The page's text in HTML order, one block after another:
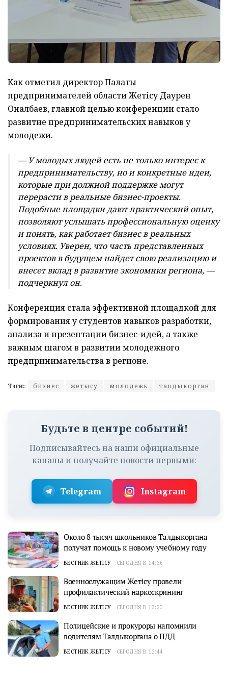
Как отметил директор Палаты
предпринимателей области Жетісу Даурен
Оналбаев, главной целью конференции стало
развитие предпринимательских навыков у
молодежи.
— У молодых людей есть не только интерес к
предпринимательству, но и конкретные идеи,
которые при должной поддержке могут
перерасти в реальные бизнес-проекты.
Подобные площадки дают практический опыт,
позволяют услышать профессиональную оценку
и понять, как работает бизнес в реальных
условиях. Уверен, что часть представленных
проектов в будущем найдет свою реализацию и
внесет вклад в развитие экономики региона, —
подчеркнул он.
Конференция стала эффективной площадкой для
формирования у студентов навыков разработки,
анализа и презентации бизнес-идей, а также
важным шагом в развитии молодежного
предпринимательства в регионе.
Тэги: бизнес жетысу молодежь талдыкорган
Будьте в центре событий!
Подписывайтесь на наши официальные
каналы и получайте новости первыми:
Telegram Instagram
Около 8 тысяч школьников Талдыкоргана
получат помощь к новому учебному году
ВЕСТНИК ЖЕТІСУ СЕГОДНЯ В 14:36
Военнослужащим Жетісу провели
профилактический наркоскрининг
ВЕСТНИК ЖЕТІСУ СЕГОДНЯ В 13:30
Полицейские и прокуроры напомнили
водителям Талдыкоргана о ПДД
ВЕСТНИК ЖЕТІСУ СЕГОДНЯ В 12:44